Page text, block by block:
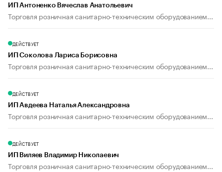
ИП Антоненко Вячеслав Анатольевич
Торговля розничная санитарно-техническим оборудованием...
ДЕЙСТВУЕТ
ИП Соколова Лариса Борисовна
Торговля розничная санитарно-техническим оборудованием...
ДЕЙСТВУЕТ
ИП Авдеева Наталья Александровна
Торговля розничная санитарно-техническим оборудованием...
ДЕЙСТВУЕТ
ИП Виляев Владимир Николаевич
Торговля розничная санитарно-техническим оборудованием...